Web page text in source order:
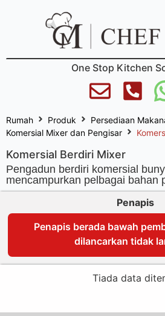
One Stop Kitchen
Komersial Berdiri Mixer
Rumah Produk
Persediaan
Komersial Mixer dan Pengisar
Pengadun berdiri komersial
mencampurkan pelbagai bahan
Penapis
Penapis berada bawah
dilancarkan tidak
Tiada data